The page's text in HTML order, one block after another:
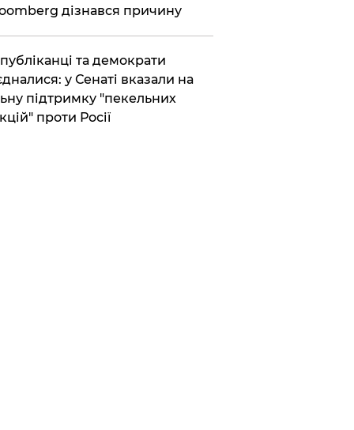
дізнався причину
та демократи
у Сенаті вказали на
підтримку "пекельних
проти Росії